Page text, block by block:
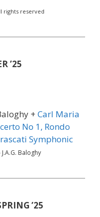
rights reserved
’25
+ Carl Maria
No 1, Rondo
Symphonic
Baloghy
’25